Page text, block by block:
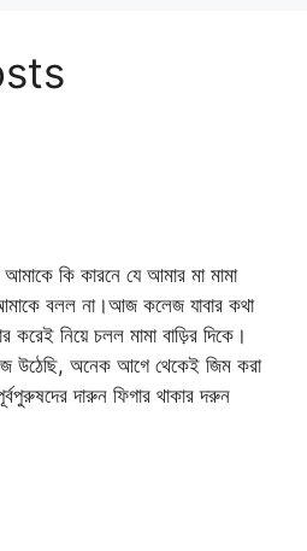
কি কারনে যে আমার মা মামা
আমাকে বলল না।আজ কলেজ যাবার কথা
নিয়ে চলল মামা বাড়ির দিকে।
উঠেছি, অনেক আগে থেকেই জিম করা
দারুন ফিগার থাকার দরুন